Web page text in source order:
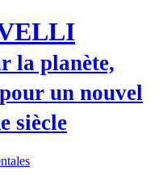
la planète,
un nouvel
siècle